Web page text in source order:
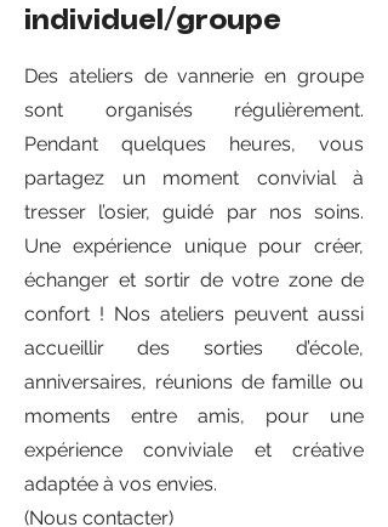
individuel/groupe
Des ateliers de vannerie en groupe
sont organisés régulièrement.
Pendant quelques heures, vous
partagez un moment convivial à
tresser l’osier, guidé par nos soins.
Une expérience unique pour créer,
échanger et sortir de votre zone de
confort ! Nos ateliers peuvent aussi
accueillir des sorties d’école,
anniversaires, réunions de famille ou
moments entre amis, pour une
expérience conviviale et créative
adaptée à vos envies.
(Nous contacter)